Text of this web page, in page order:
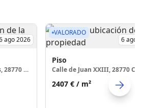
ago 2026
Avenida de los Claveles, 28770 Colmenar Viejo
VALORADO
6 ago
Piso
2407 € / m²